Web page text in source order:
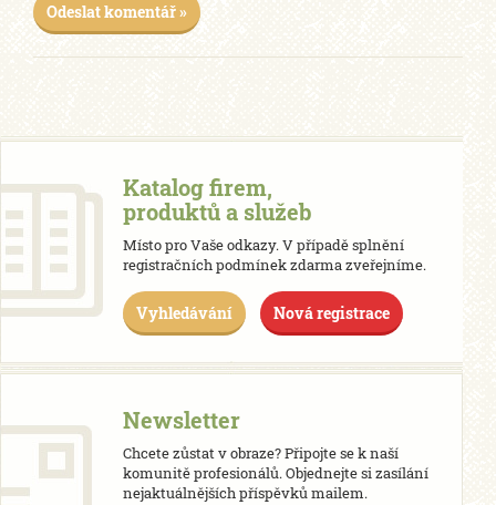
Odeslat komentář »
Katalog firem,
produktů a služeb
Místo pro Vaše odkazy. V případě splnění
registračních podmínek zdarma zveřejníme.
Vyhledávání Nová registrace
Newsletter
Chcete zůstat v obraze? Připojte se k naší
komunitě profesionálů. Objednejte si zasílání
nejaktuálnějších příspěvků mailem.